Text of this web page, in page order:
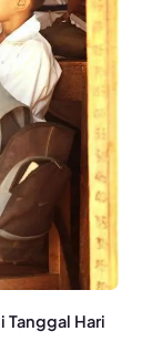
Tanggal Hari